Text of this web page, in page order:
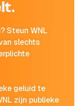
Steun WNL
slechts
geluid te
zijn publieke